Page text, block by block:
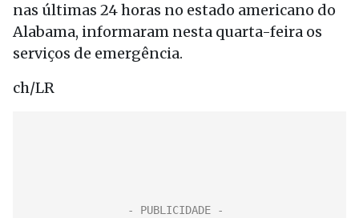
nas últimas 24 horas no estado americano do
Alabama, informaram nesta quarta-feira os
serviços de emergência.
ch/LR